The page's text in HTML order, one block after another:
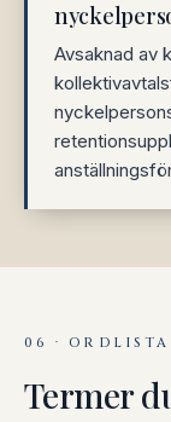
Avsaknad av
06 · ORDLISTA
Termer